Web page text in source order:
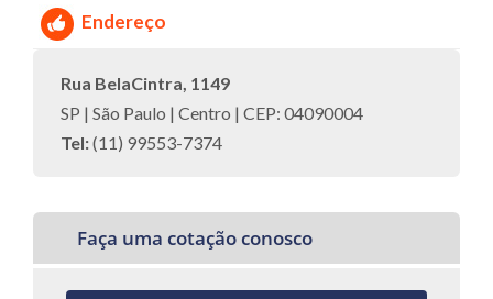
Endereço
Rua BelaCintra, 1149
SP | São Paulo | Centro | CEP: 04090004
Tel:(11) 99553-7374
Faça uma cotação conosco